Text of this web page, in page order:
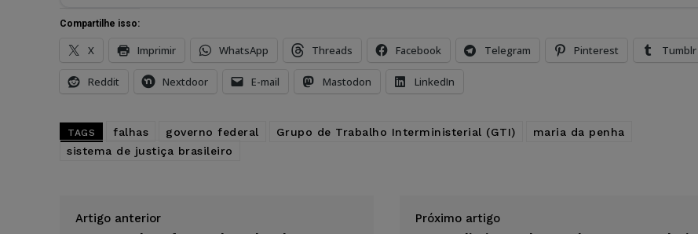
Compartilhe isso:
X Imprimir WhatsApp Threads Facebook Telegram Pinterest Tumblr
Reddit Nextdoor E-mail Mastodon LinkedIn
TAGS falhas governo federal Grupo de Trabalho Interministerial (GTI)
maria da penha
sistema de justiça brasileiro
Artigo anterior Próximo artigo